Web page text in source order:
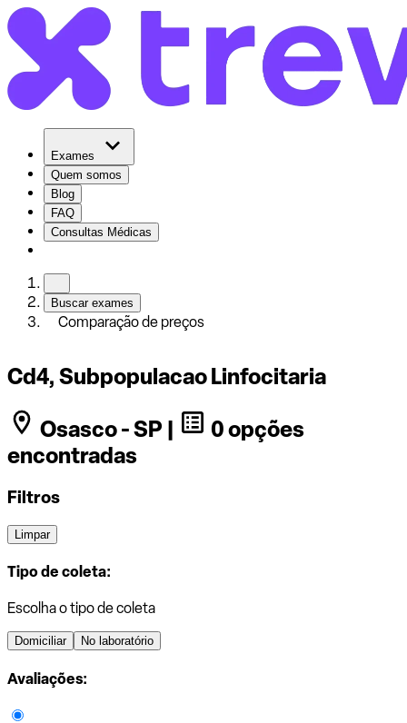
Exames
Quem somos
Blog
FAQ
Consultas Médicas
Buscar exames
Comparação de preços
Cd4, Subpopulacao Linfocitaria
Osasco - SP |
0 opções
encontradas
Filtros
Limpar
Tipo de coleta:
Escolha o tipo de coleta
Domiciliar No laboratório
Avaliações: